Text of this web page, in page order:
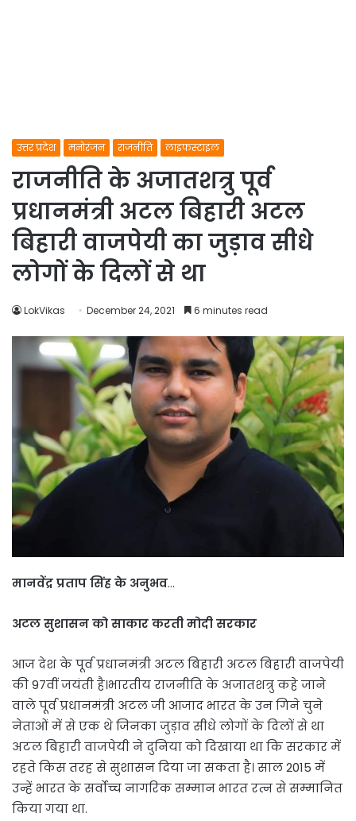
उत्तर प्रदेश मनोरंजन राजनीति लाइफस्टाइल
राजनीति के अजातशत्रु पूर्व
प्रधानमंत्री अटल बिहारी अटल
बिहारी वाजपेयी का जुड़ाव सीधे
लोगों के दिलों से था
LokVikas December 24, 2021 6 minutes read
मानवेंद्र प्रताप सिंह के अनुभव…
अटल सुशासन को साकार करती मोदी सरकार
आज देश के पूर्व प्रधानमंत्री अटल बिहारी अटल बिहारी वाजपेयी
की 97वीं जयंती है।भारतीय राजनीति के अजातशत्रु कहे जाने
वाले पूर्व प्रधानमंत्री अटल जी आजाद भारत के उन गिने चुने
नेताओं में से एक थे जिनका जुड़ाव सीधे लोगों के दिलों से था
अटल बिहारी वाजपेयी ने दुनिया को दिखाया था कि सरकार में
रहते किस तरह से सुशासन दिया जा सकता है। साल 2015 में
उन्हें भारत के सर्वोच्च नागरिक सम्मान भारत रत्न से सम्मानित
किया गया था.